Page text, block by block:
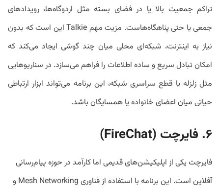
تراکم جمعیت بالا یا در فضای بسته مثل اردوگاه‌ها، رویدادهای
جمعی یا حتی پناهگاه‌هاست. مزیت مهم Talkie این است که بدون
نیاز به اینترنت، شبکه‌ای محلی میان چند گوشی ایجاد می‌کند که
امکان تبادل سریع و ساده اطلاعات را فراهم می‌سازد. در سناریوهایی
مثل زلزله یا قطع سراسری شبکه، این برنامه می‌تواند ابزار ارتباطی
حیاتی میان اعضای خانواده یا همسایگان باشد.
۶. فایرچت (FireChat)
فایرچت یکی از اپلیکیشن‌های قدیمی اما کارآمد در حوزه پیام‌رسانی
آفلاین است. این برنامه با استفاده از فناوری Mesh Networking و